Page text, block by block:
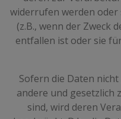
widerrufen werden
(z.B., wenn der Zweck
entfallen ist oder sie
Sofern die Daten
andere und gesetzlich
sind, wird deren